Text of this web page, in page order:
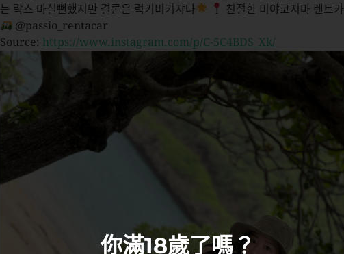
는 락스 마실뻔했지만 결론은 럭키비키쟈나
친절한 미야코지마 렌트카
@passio_rentacar
Source: https://www.instagram.com/p/C-5C4BDS_Xk/
你滿18歲了嗎？